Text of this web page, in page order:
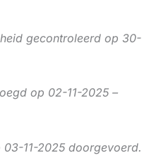
gecontroleerd op 30-
op 02-11-2025 –
11-2025 doorgevoerd.